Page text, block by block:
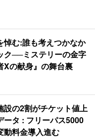
悼む:誰も考えつかなか
ク──ミステリーの金字
Xの献身』の舞台裏
設の2割がチケット値上
タ : フリーパス5000
動料金導入進む